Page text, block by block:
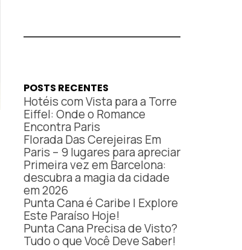
POSTS RECENTES
Hotéis com Vista para a Torre
Eiffel: Onde o Romance
Encontra Paris
Florada Das Cerejeiras Em
Paris – 9 lugares para apreciar
Primeira vez em Barcelona:
descubra a magia da cidade
em 2026
Punta Cana é Caribe | Explore
Este Paraíso Hoje!
Punta Cana Precisa de Visto?
Tudo o que Você Deve Saber!